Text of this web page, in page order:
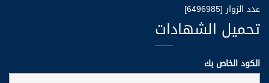
عدد الزوار [6496985]
تحميل الشهادات
الكود الخاص بك